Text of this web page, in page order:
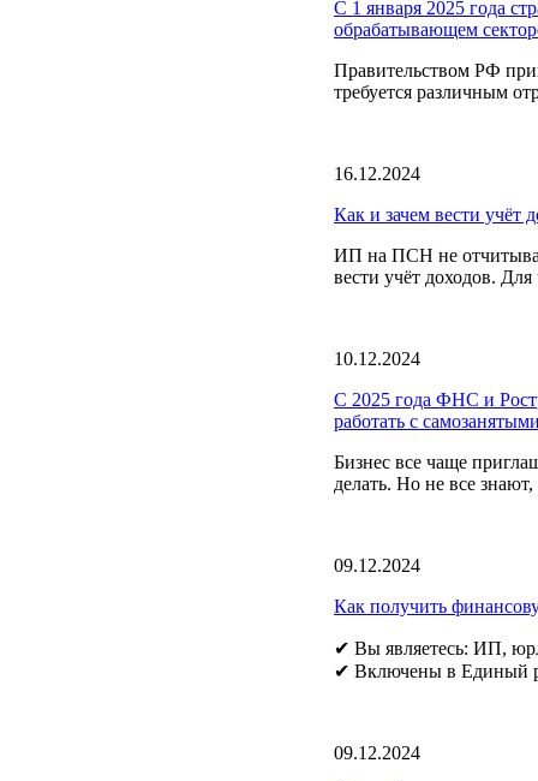
С 1 января 2025 года
обрабатывающем
Правительством РФ
требуется различным
16.12.2024
Как и зачем вести учёт
ИП на ПСН не
вести учёт доходов.
10.12.2024
С 2025 года ФНС и
работать с
Бизнес все чаще
делать. Но не все
09.12.2024
Как получить
✔ Вы являетесь: ИП,
✔ Включены в Единый
09.12.2024